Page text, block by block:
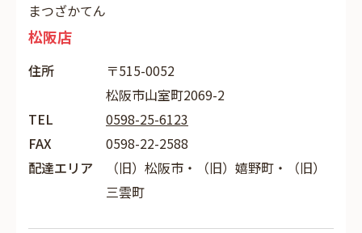
まつざかてん
松阪店
住所
〒515-0052
松阪市山室町2069-2
TEL
0598-25-6123
FAX
0598-22-2588
配達エリア
（旧）松阪市・（旧）嬉野町・（旧）
三雲町